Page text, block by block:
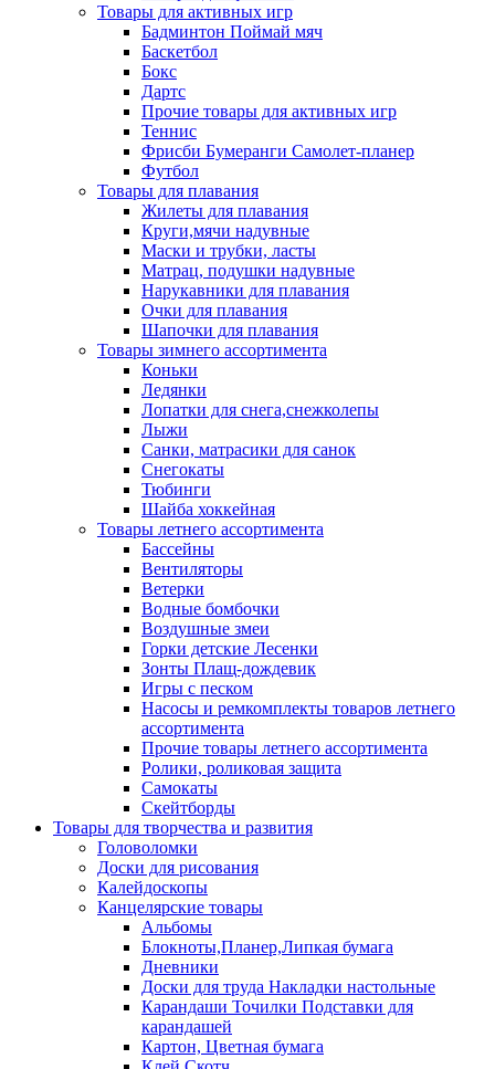
Товары для активных игр
Бадминтон Поймай мяч
Баскетбол
Бокс
Дартс
Прочие товары для активных игр
Теннис
Фрисби Бумеранги Самолет-планер
Футбол
Товары для плавания
Жилеты для плавания
Круги,мячи надувные
Маски и трубки, ласты
Матрац, подушки надувные
Нарукавники для плавания
Очки для плавания
Шапочки для плавания
Товары зимнего ассортимента
Коньки
Ледянки
Лопатки для снега,снежколепы
Лыжи
Санки, матрасики для санок
Снегокаты
Тюбинги
Шайба хоккейная
Товары летнего ассортимента
Бассейны
Вентиляторы
Ветерки
Водные бомбочки
Воздушные змеи
Горки детские Лесенки
Зонты Плащ-дождевик
Игры с песком
Насосы и ремкомплекты товаров летнего
ассортимента
Прочие товары летнего ассортимента
Ролики, роликовая защита
Самокаты
Скейтборды
Товары для творчества и развития
Головоломки
Доски для рисования
Калейдоскопы
Канцелярские товары
Альбомы
Блокноты,Планер,Липкая бумага
Дневники
Доски для труда Накладки настольные
Карандаши Точилки Подставки для
карандашей
Картон, Цветная бумага